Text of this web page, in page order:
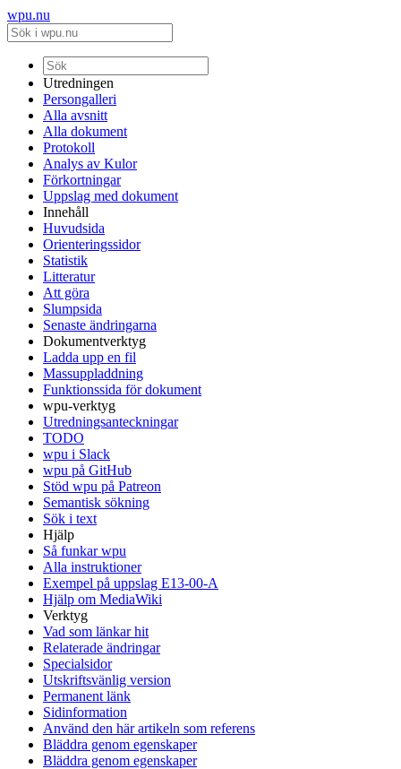
wpu.nu
Utredningen
Persongalleri
Alla avsnitt
Alla dokument
Protokoll
Analys av Kulor
Förkortningar
Uppslag med dokument
Innehåll
Huvudsida
Orienteringssidor
Statistik
Litteratur
Att göra
Slumpsida
Senaste ändringarna
Dokumentverktyg
Ladda upp en fil
Massuppladdning
Funktionssida för dokument
wpu-verktyg
Utredningsanteckningar
TODO
wpu i Slack
wpu på GitHub
Stöd wpu på Patreon
Semantisk sökning
Sök i text
Hjälp
Så funkar wpu
Alla instruktioner
Exempel på uppslag E13-00-A
Hjälp om MediaWiki
Verktyg
Vad som länkar hit
Relaterade ändringar
Specialsidor
Utskriftsvänlig version
Permanent länk
Sidinformation
Använd den här artikeln som referens
Bläddra genom egenskaper
Bläddra genom egenskaper